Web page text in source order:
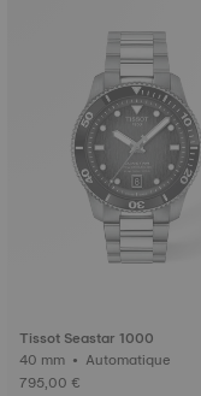
Tissot Seastar 1000
40 mm • Automatique
795,00 €